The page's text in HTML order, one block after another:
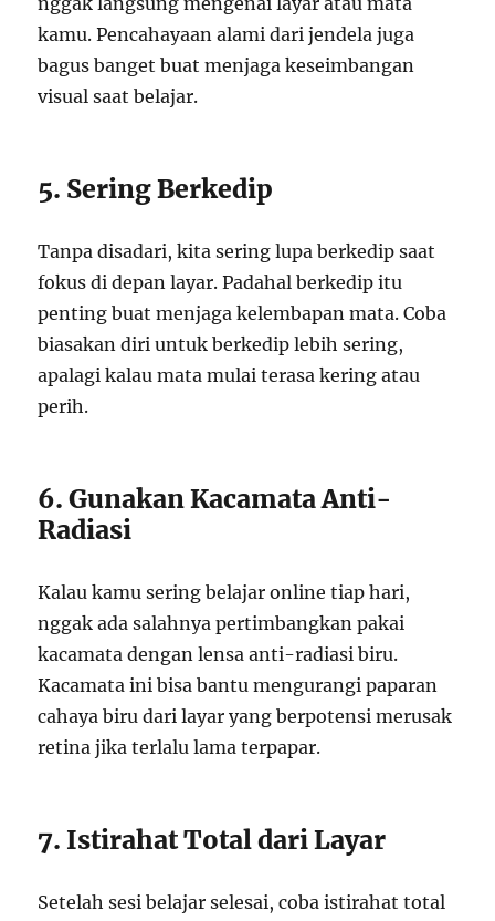
kamu. Pencahayaan alami dari jendela juga
bagus banget buat menjaga keseimbangan
visual saat belajar.
5. Sering Berkedip
Tanpa disadari, kita sering lupa berkedip saat
fokus di depan layar. Padahal berkedip itu
penting buat menjaga kelembapan mata. Coba
biasakan diri untuk berkedip lebih sering,
apalagi kalau mata mulai terasa kering atau
perih.
6. Gunakan Kacamata Anti-
Radiasi
Kalau kamu sering belajar online tiap hari,
nggak ada salahnya pertimbangkan pakai
kacamata dengan lensa anti-radiasi biru.
Kacamata ini bisa bantu mengurangi paparan
cahaya biru dari layar yang berpotensi merusak
retina jika terlalu lama terpapar.
7. Istirahat Total dari Layar
Setelah sesi belajar selesai, coba istirahat total